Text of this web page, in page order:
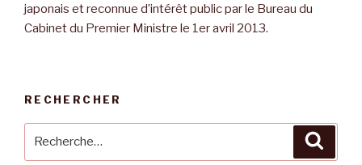
japonais et reconnue d’intérêt public par le Bureau du
Cabinet du Premier Ministre le 1er avril 2013.
RECHERCHER